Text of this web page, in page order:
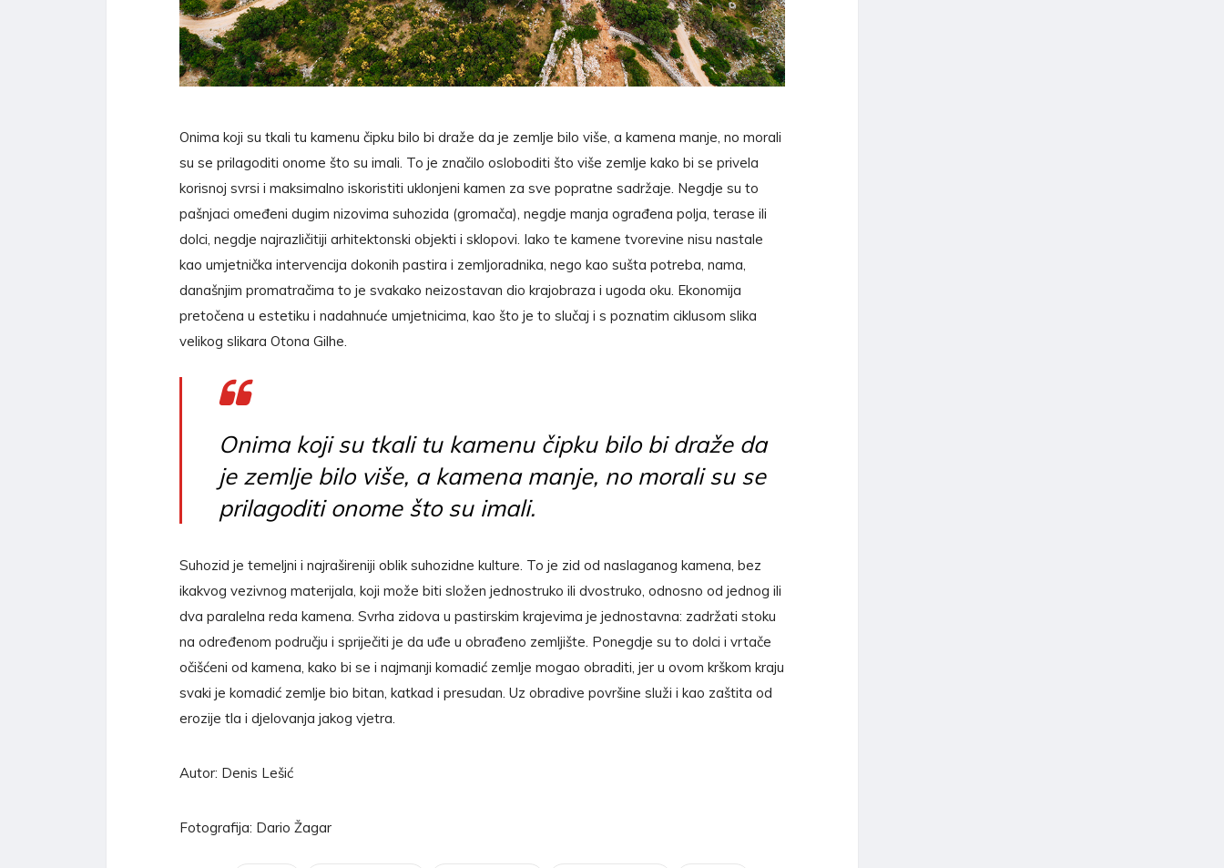
Onima koji su tkali tu kamenu čipku bilo bi draže da je zemlje bilo više, a kamena manje, no morali
su se prilagoditi onome što su imali. To je značilo osloboditi što više zemlje kako bi se privela
korisnoj svrsi i maksimalno iskoristiti uklonjeni kamen za sve popratne sadržaje. Negdje su to
pašnjaci omeđeni dugim nizovima suhozida (gromača), negdje manja ograđena polja, terase ili
dolci, negdje najrazličitiji arhitektonski objekti i sklopovi. Iako te kamene tvorevine nisu nastale
kao umjetnička intervencija dokonih pastira i zemljoradnika, nego kao sušta potreba, nama,
današnjim promatračima to je svakako neizostavan dio krajobraza i ugoda oku. Ekonomija
pretočena u estetiku i nadahnuće umjetnicima, kao što je to slučaj i s poznatim ciklusom slika
velikog slikara Otona Gilhe.
Onima koji su tkali tu kamenu čipku bilo bi draže da
je zemlje bilo više, a kamena manje, no morali su se
prilagoditi onome što su imali.
Suhozid je temeljni i najrašireniji oblik suhozidne kulture. To je zid od naslaganog kamena, bez
ikakvog vezivnog materijala, koji može biti složen jednostruko ili dvostruko, odnosno od jednog ili
dva paralelna reda kamena. Svrha zidova u pastirskim krajevima je jednostavna: zadržati stoku
na određenom području i spriječiti je da uđe u obrađeno zemljište. Ponegdje su to dolci i vrtače
očišćeni od kamena, kako bi se i najmanji komadić zemlje mogao obraditi, jer u ovom krškom kraju
svaki je komadić zemlje bio bitan, katkad i presudan. Uz obradive površine služi i kao zaštita od
erozije tla i djelovanja jakog vjetra.
Autor: Denis Lešić
Fotografija: Dario Žagar